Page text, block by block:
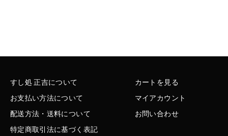
すし処 正吉について
お支払い方法について
配送方法・送料について
特定商取引法に基づく表記
カートを見る
マイアカウント
お問い合わせ